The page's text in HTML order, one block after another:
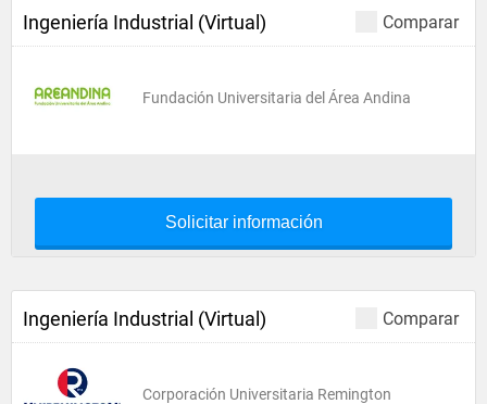
Comparar
Ingeniería Industrial (Virtual)
Fundación Universitaria del Área Andina
Solicitar información
Comparar
Ingeniería Industrial (Virtual)
Corporación Universitaria Remington